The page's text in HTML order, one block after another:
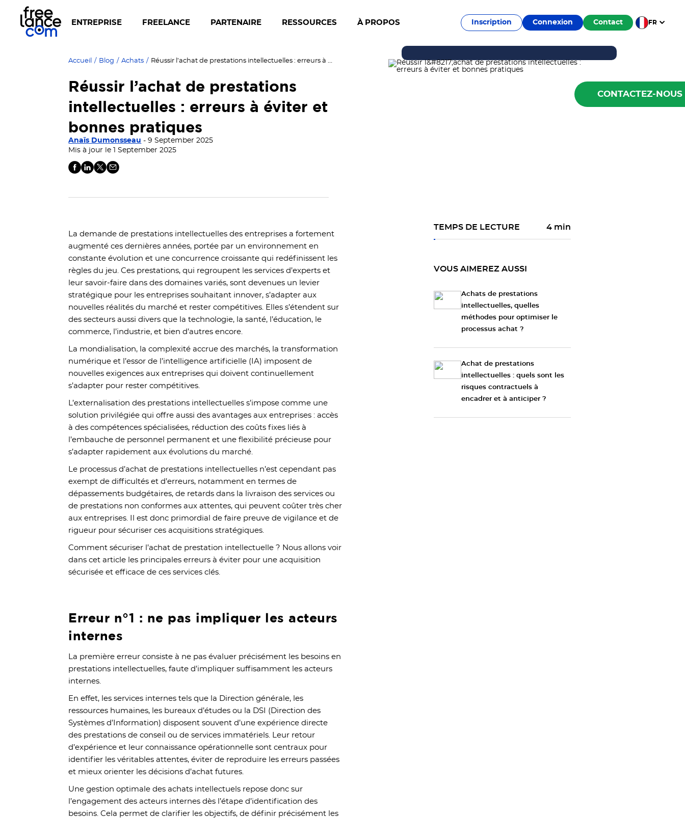
ENTREPRISE FREELANCE PARTENAIRE RESSOURCES À PROPOS Inscription Connexion Contact FR
Accueil / Blog / Achats / Réussir l’achat de prestations intellectuelles : erreurs à éviter et bonnes pratiques
Réussir l’achat de prestations
intellectuelles : erreurs à éviter et
bonnes pratiques
Anaïs Dumonsseau - 9 September 2025
Mis à jour le 1 September 2025
La demande de prestations intellectuelles des entreprises a fortement
augmenté ces dernières années, portée par un environnement en
constante évolution et une concurrence croissante qui redéfinissent les
règles du jeu. Ces prestations, qui regroupent les services d’experts et
leur savoir-faire dans des domaines variés, sont devenues un levier
stratégique pour les entreprises souhaitant innover, s’adapter aux
nouvelles réalités du marché et rester compétitives. Elles s’étendent sur
des secteurs aussi divers que la technologie, la santé, l’éducation, le
commerce, l’industrie, et bien d’autres encore.
La mondialisation, la complexité accrue des marchés, la transformation
numérique et l’essor de l’intelligence artificielle (IA) imposent de
nouvelles exigences aux entreprises qui doivent continuellement
s’adapter pour rester compétitives.
L’externalisation des prestations intellectuelles s’impose comme une
solution privilégiée qui offre aussi des avantages aux entreprises : accès
à des compétences spécialisées, réduction des coûts fixes liés à
l’embauche de personnel permanent et une flexibilité précieuse pour
s’adapter rapidement aux évolutions du marché.
Le processus d’achat de prestations intellectuelles n’est cependant pas
exempt de difficultés et d’erreurs, notamment en termes de
dépassements budgétaires, de retards dans la livraison des services ou
de prestations non conformes aux attentes, qui peuvent coûter très cher
aux entreprises. Il est donc primordial de faire preuve de vigilance et de
rigueur pour sécuriser ces acquisitions stratégiques.
Comment sécuriser l’achat de prestation intellectuelle ? Nous allons voir
dans cet article les principales erreurs à éviter pour une acquisition
sécurisée et efficace de ces services clés.
Erreur n°1 : ne pas impliquer les acteurs
internes
La première erreur consiste à ne pas évaluer précisément les besoins en
prestations intellectuelles, faute d’impliquer suffisamment les acteurs
internes.
En effet, les services internes tels que la Direction générale, les
ressources humaines, les bureaux d’études ou la DSI (Direction des
Systèmes d’Information) disposent souvent d’une expérience directe
des prestations de conseil ou de services immatériels. Leur retour
d’expérience et leur connaissance opérationnelle sont centraux pour
identifier les véritables attentes, éviter de reproduire les erreurs passées
et mieux orienter les décisions d’achat futures.
Une gestion optimale des achats intellectuels repose donc sur
l’engagement des acteurs internes dès l’étape d’identification des
besoins. Cela permet de clarifier les objectifs, de définir précisément les
TEMPS DE LECTURE 4 min
VOUS AIMEREZ AUSSI
Achats de prestations
intellectuelles, quelles
méthodes pour optimiser le
processus achat ?
Achat de prestations
intellectuelles : quels sont les
risques contractuels à
encadrer et à anticiper ?
CONTACTEZ-NOUS